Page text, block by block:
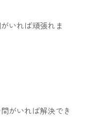
いれば頑張れま
がいれば解決でき